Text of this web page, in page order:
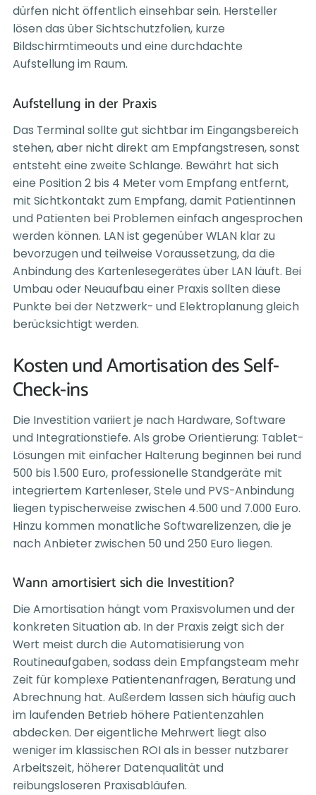
dürfen nicht öffentlich einsehbar sein. Hersteller
lösen das über Sichtschutzfolien, kurze
Bildschirmtimeouts und eine durchdachte
Aufstellung im Raum.
Aufstellung in der Praxis
Das Terminal sollte gut sichtbar im Eingangsbereich
stehen, aber nicht direkt am Empfangstresen, sonst
entsteht eine zweite Schlange. Bewährt hat sich
eine Position 2 bis 4 Meter vom Empfang entfernt,
mit Sichtkontakt zum Empfang, damit Patientinnen
und Patienten bei Problemen einfach angesprochen
werden können. LAN ist gegenüber WLAN klar zu
bevorzugen und teilweise Voraussetzung, da die
Anbindung des Kartenlesegerätes über LAN läuft. Bei
Umbau oder Neuaufbau einer Praxis sollten diese
Punkte bei der Netzwerk- und Elektroplanung gleich
berücksichtigt werden.
Kosten und Amortisation des Self-
Check-ins
Die Investition variiert je nach Hardware, Software
und Integrationstiefe. Als grobe Orientierung: Tablet-
Lösungen mit einfacher Halterung beginnen bei rund
500 bis 1.500 Euro, professionelle Standgeräte mit
integriertem Kartenleser, Stele und PVS-Anbindung
liegen typischerweise zwischen 4.500 und 7.000 Euro.
Hinzu kommen monatliche Softwarelizenzen, die je
nach Anbieter zwischen 50 und 250 Euro liegen.
Wann amortisiert sich die Investition?
Die Amortisation hängt vom Praxisvolumen und der
konkreten Situation ab. In der Praxis zeigt sich der
Wert meist durch die Automatisierung von
Routineaufgaben, sodass dein Empfangsteam mehr
Zeit für komplexe Patientenanfragen, Beratung und
Abrechnung hat. Außerdem lassen sich häufig auch
im laufenden Betrieb höhere Patientenzahlen
abdecken. Der eigentliche Mehrwert liegt also
weniger im klassischen ROI als in besser nutzbarer
Arbeitszeit, höherer Datenqualität und
reibungsloseren Praxisabläufen.